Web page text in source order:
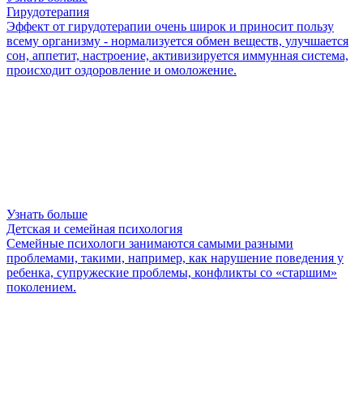
Гирудотерапия
Эффект от гирудотерапии очень широк и приносит пользу
всему организму - нормализуется обмен веществ, улучшается
сон, аппетит, настроение, активизируется иммунная система,
происходит оздоровление и омоложение.
Узнать больше
Детская и семейная психология
Семейные психологи занимаются самыми разными
проблемами, такими, например, как нарушение поведения у
ребенка, супружеские проблемы, конфликты со «старшим»
поколением.